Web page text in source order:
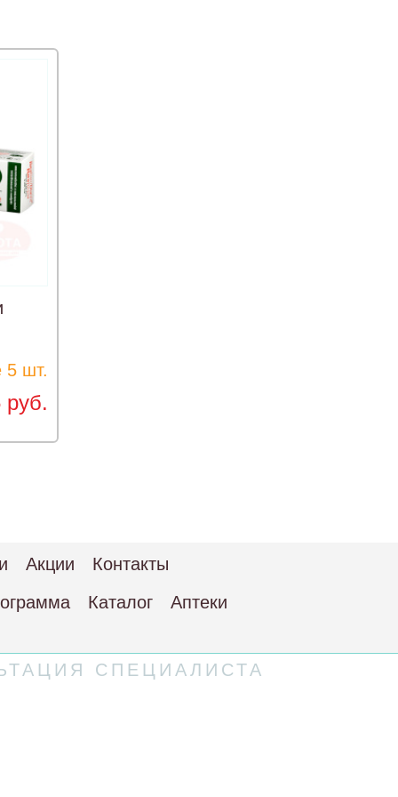
5 шт.
руб.
Акции
Контакты
Каталог Аптеки
СПЕЦИАЛИСТА